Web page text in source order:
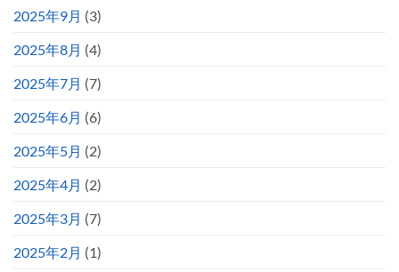
2025年9月 (3)
2025年8月 (4)
2025年7月 (7)
2025年6月 (6)
2025年5月 (2)
2025年4月 (2)
2025年3月 (7)
2025年2月 (1)